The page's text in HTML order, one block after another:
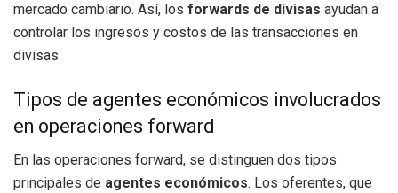
mercado cambiario. Así, los forwards de divisas ayudan a
controlar los ingresos y costos de las transacciones en
divisas.
Tipos de agentes económicos involucrados
en operaciones forward
En las operaciones forward, se distinguen dos tipos
principales de agentes económicos. Los oferentes, que